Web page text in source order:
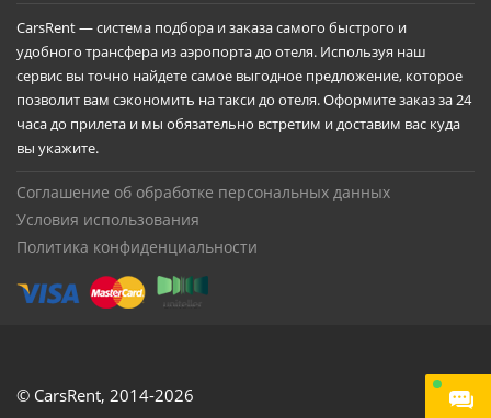
CarsRent — система подбора и заказа самого быстрого и
удобного трансфера из аэропорта до отеля. Используя наш
сервис вы точно найдете самое выгодное предложение, которое
позволит вам сэкономить на такси до отеля. Оформите заказ за 24
часа до прилета и мы обязательно встретим и доставим вас куда
вы укажите.
Соглашение об обработке персональных данных
Условия использования
Политика конфиденциальности
© CarsRent, 2014-2026